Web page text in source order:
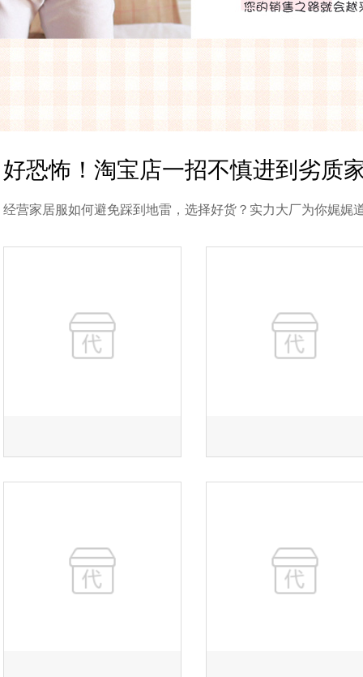
好恐怖！淘宝店一招不慎进到劣质
经营家居服如何避免踩到地雷，选择好货？实力大厂为你娓